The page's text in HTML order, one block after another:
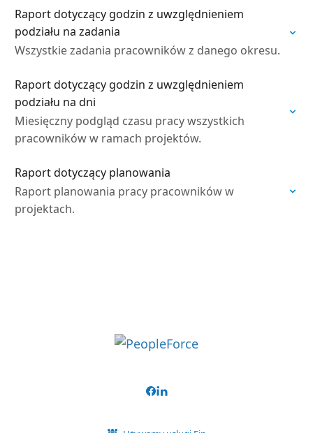
Raport dotyczący godzin z uwzględnieniem
podziału na zadania
Wszystkie zadania pracowników z danego okresu.
Raport dotyczący godzin z uwzględnieniem
podziału na dni
Miesięczny podgląd czasu pracy wszystkich
pracowników w ramach projektów.
Raport dotyczący planowania
Raport planowania pracy pracowników w
projektach.